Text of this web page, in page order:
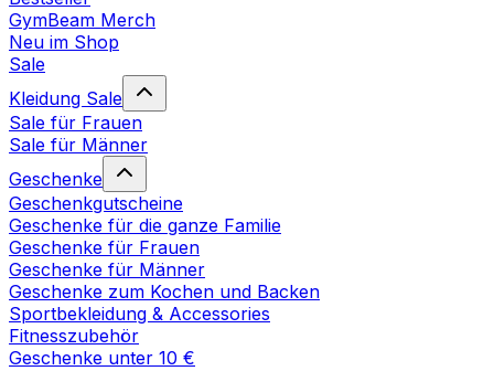
GymBeam Merch
Neu im Shop
Sale
Kleidung Sale
Sale für Frauen
Sale für Männer
Geschenke
Geschenkgutscheine
Geschenke für die ganze Familie
Geschenke für Frauen
Geschenke für Männer
Geschenke zum Kochen und Backen
Sportbekleidung & Accessories
Fitnesszubehör
Geschenke unter 10 €